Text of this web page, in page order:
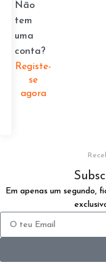
Não
tem
uma
conta?
Registe-
se
agora
Em apenas um segundo,